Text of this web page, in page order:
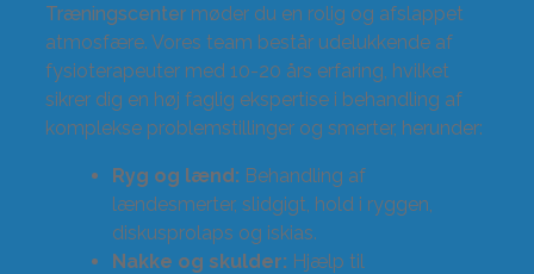
Træningscenter møder du en rolig og afslappet
atmosfære. Vores team består udelukkende af
fysioterapeuter med 10-20 års erfaring, hvilket
sikrer dig en høj faglig ekspertise i behandling af
komplekse problemstillinger og smerter, herunder:
Ryg og lænd: Behandling af
lændesmerter, slidgigt, hold i ryggen,
diskusprolaps og iskias.
Nakke og skulder: Hjælp til